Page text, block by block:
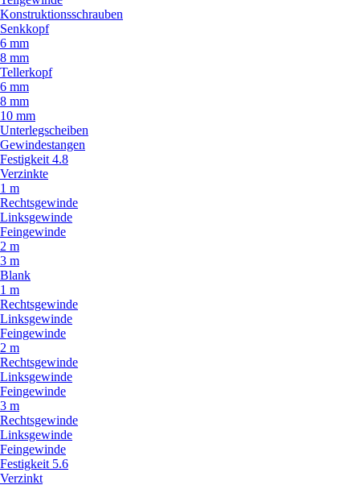
Konstruktionsschrauben
Senkkopf
6 mm
8 mm
Tellerkopf
6 mm
8 mm
10 mm
Unterlegscheiben
Gewindestangen
Festigkeit 4.8
Verzinkte
1 m
Rechtsgewinde
Linksgewinde
Feingewinde
2 m
3 m
Blank
1 m
Rechtsgewinde
Linksgewinde
Feingewinde
2 m
Rechtsgewinde
Linksgewinde
Feingewinde
3 m
Rechtsgewinde
Linksgewinde
Feingewinde
Festigkeit 5.6
Verzinkt